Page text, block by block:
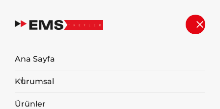
Ana Sayfa
Kurumsal
Ürünler